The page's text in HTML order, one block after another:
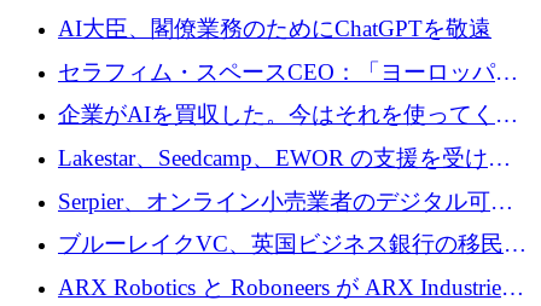
Funding Explorerの立ち上げ、そしてルクセン
ブルクの大きな野望
AI大臣、閣僚業務のためにChatGPTを敬遠
セラフィム・スペースCEO：「ヨーロッパは
追いつきつつある」
企業がAIを買収した。今はそれを使ってくれ
る人々が必要です
Lakestar、Seedcamp、EWOR の支援を受け、
SE3 が自律システム用の空間 AI プラットフォ
ームを発表
Serpier、オンライン小売業者のデジタル可視
性向上を支援するために 140 万ユーロを調達
ブルーレイクVC、英国ビジネス銀行の移民主
導スタートアップ支援で初のファンド獲得に
ARX Robotics と Roboneers が ARX Industries